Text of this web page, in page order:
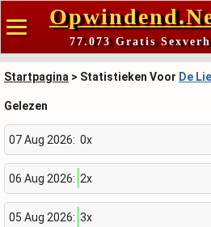
77.073 Gratis
Startpagina > Statistieken Voor De
Gelezen
07 Aug 2026: 0x
06 Aug 2026: 2x
05 Aug 2026: 3x